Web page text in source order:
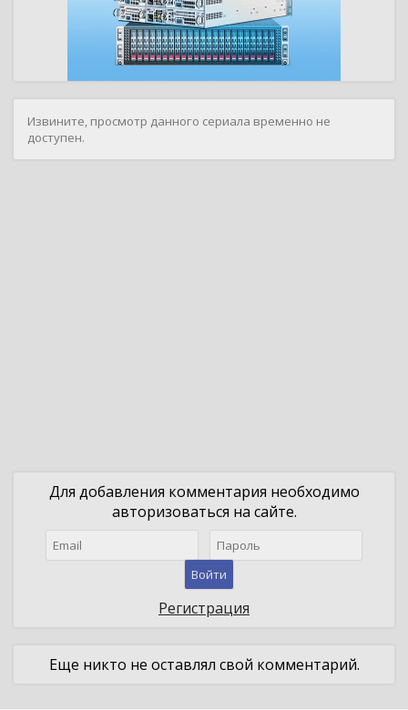
Извините, просмотр данного сериала временно не
доступен.
Для добавления комментария необходимо
авторизоваться на сайте.
Войти
Регистрация
Еще никто не оставлял свой комментарий.